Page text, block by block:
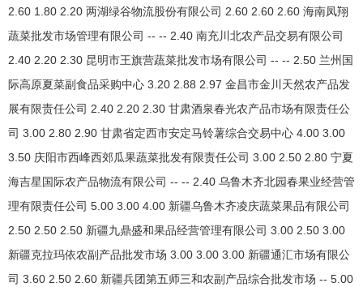
2.60 1.80 2.20 两湖绿谷物流股份有限公司 2.60 2.60 2.60 海南凤翔
蔬菜批发市场管理有限公司 -- -- 2.40 南充川北农产品交易有限公司
2.40 2.20 2.30 昆明市王旗营蔬菜批发市场有限公司 -- -- 2.50 兰州国
际高原夏菜副食品采购中心 3.20 2.88 2.97 金昌市金川天然农产品发
展有限责任公司 2.40 2.20 2.30 甘肃酒泉春光农产品市场有限责任公
司 3.00 2.80 2.90 甘肃省定西市安定马铃薯综合交易中心 4.00 3.00
3.50 庆阳市西峰西郊瓜果蔬菜批发有限责任公司 3.00 2.50 2.80 宁夏
海吉星国际农产品物流有限公司 -- -- 2.40 乌鲁木齐北园春果业经营管
理有限责任公司 5.00 3.00 4.00 新疆乌鲁木齐凌庆蔬菜果品有限公司
2.50 2.50 2.50 新疆九鼎盛和果品经营管理有限公司 3.00 2.50 3.00
新疆克拉玛依农副产品批发市场 3.00 3.00 3.00 新疆通汇市场有限公
司 3.60 2.50 2.60 新疆兵团第五师三和农副产品综合批发市场 -- 5.00